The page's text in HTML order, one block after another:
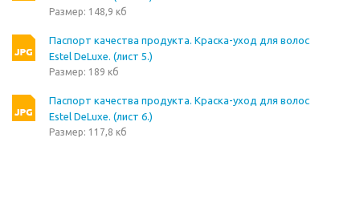
Размер: 148,9 кб
Паспорт качества продукта. Краска-уход для волос
Estel DeLuxe. (лист 5.)
Размер: 189 кб
Паспорт качества продукта. Краска-уход для волос
Estel DeLuxe. (лист 6.)
Размер: 117,8 кб